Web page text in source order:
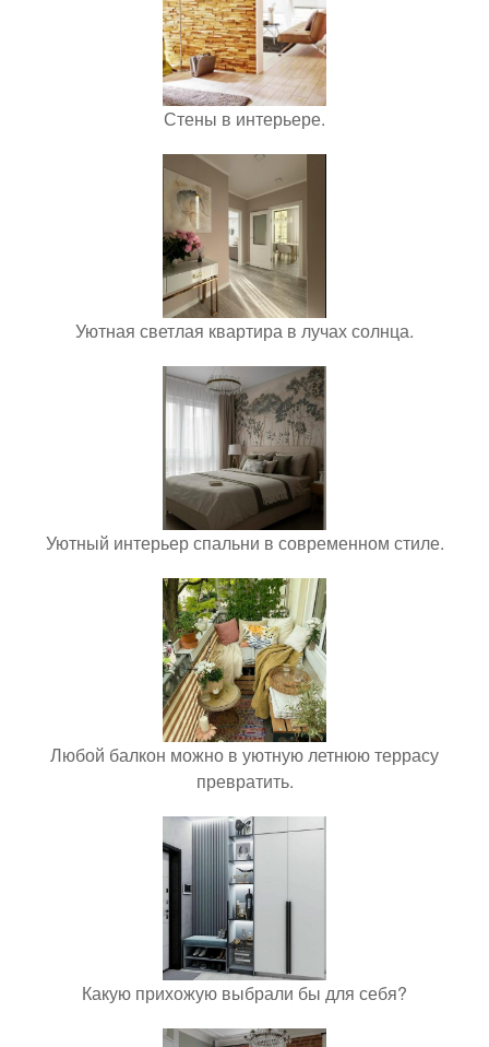
Стены в интерьере.
Уютная светлая квартира в лучах солнца.
Уютный интерьер спальни в современном стиле.
Любой балкон можно в уютную летнюю террасу
превратить.
Какую прихожую выбрали бы для себя?